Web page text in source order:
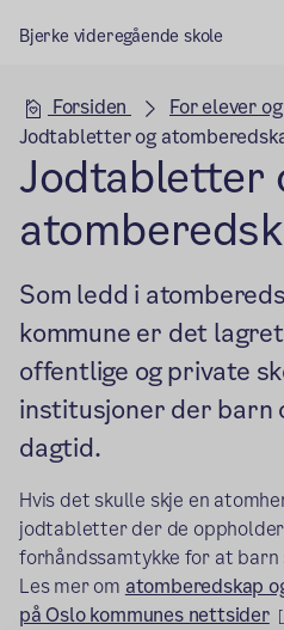
Bjerke videregående skole
Forsiden
For elever
Jodtabletter og
Jodtabletter
Som ledd i
kommune er det
offentlige og private
institusjoner der barn
dagtid.
Hvis det skulle skje en
jodtabletter der de
forhåndssamtykke for at
Les mer om atomberedskap
på Oslo kommunes nettsider